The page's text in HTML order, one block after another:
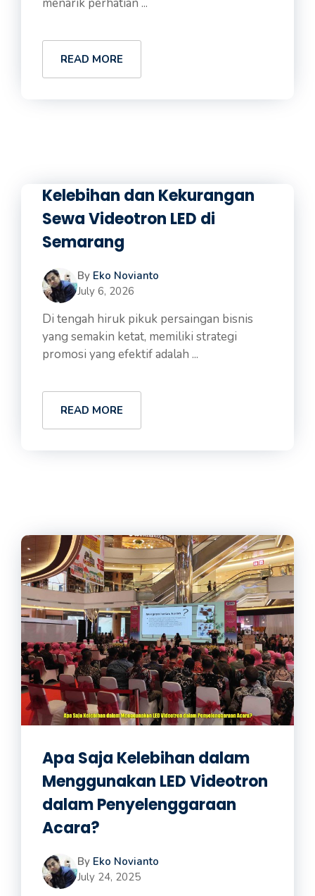
READ MORE
Kelebihan dan Kekurangan
Sewa Videotron LED di
Semarang
By Eko Novianto
July 6, 2026
Di tengah hiruk pikuk persaingan bisnis
yang semakin ketat, memiliki strategi
promosi yang efektif adalah ...
READ MORE
Apa Saja Kelebihan dalam
Menggunakan LED Videotron
dalam Penyelenggaraan
Acara?
By Eko Novianto
July 24, 2025